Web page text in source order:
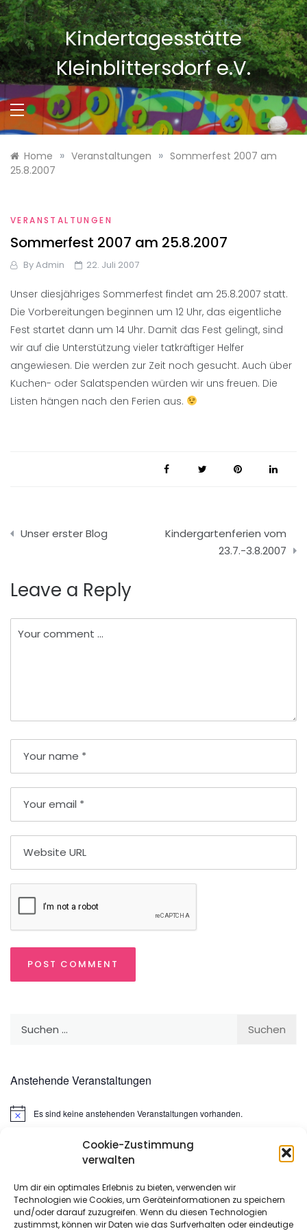
Cookie-Zustimmung
verwalten
Um dir ein optimales Erlebnis zu bieten, verwenden wir
Technologien wie Cookies, um Geräteinformationen zu speichern
und/oder darauf zuzugreifen. Wenn du diesen Technologien
zustimmst, können wir Daten wie das Surfverhalten oder eindeutige
Skip
to
content
Kindertagesstätte
Kleinblittersdorf e.V.
Home » Veranstaltungen » Sommerfest 2007 am
25.8.2007
VERANSTALTUNGEN
Sommerfest 2007 am 25.8.2007
ByAdmin 22. Juli 2007
Unser diesjähriges Sommerfest findet am 25.8.2007 statt.
Die Vorbereitungen beginnen um 12 Uhr, das eigentliche
Fest startet dann um 14 Uhr. Damit das Fest gelingt, sind
wir auf die Unterstützung vieler tatkräftiger Helfer
angewiesen. Die werden zur Zeit noch gesucht. Auch über
Kuchen- oder Salatspenden würden wir uns freuen. Die
Listen hängen nach den Ferien aus.
Beitragsnavigation
Unser erster Blog
Kindergartenferien vom
23.7.-3.8.2007
Leave a Reply
Anstehende Veranstaltungen
HinweisEs sind keine anstehenden Veranstaltungen vorhanden.
META